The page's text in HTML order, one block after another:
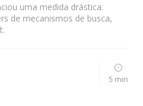
uma medida drástica:
de mecanismos de busca,
5 min